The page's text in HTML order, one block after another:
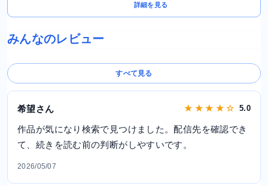
詳細を見る
みんなのレビュー
すべて見る
希望さん ★ ★ ★ ★ ☆ 5.0
作品が気になり検索で見つけました。配信先を確認でき
て、続きを読む前の判断がしやすいです。
2026/05/07